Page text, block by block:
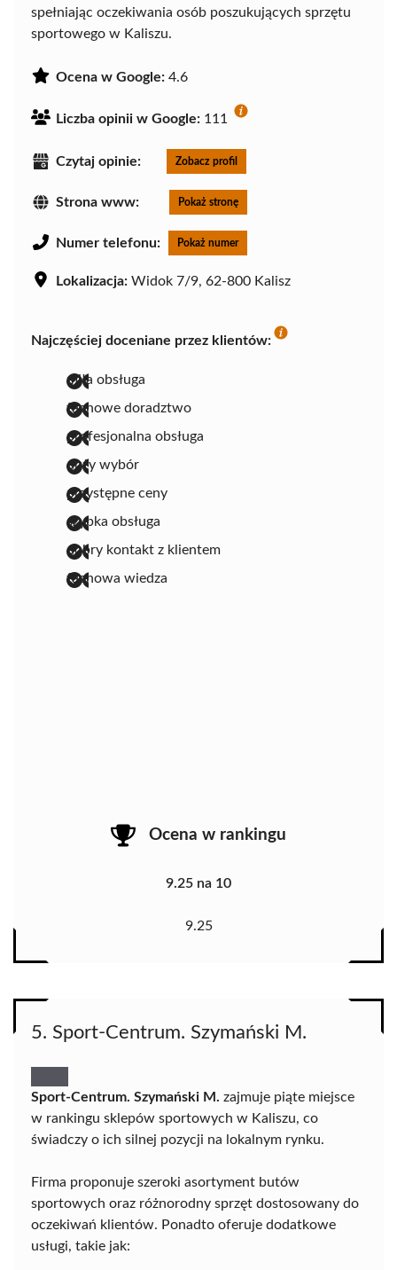
spełniając oczekiwania osób poszukujących sprzętu
sportowego w Kaliszu.
Ocena w Google: 4.6
Liczba opinii w Google: 111
Czytaj opinie: Zobacz profil
Strona www: Pokaż stronę
Numer telefonu: Pokaż numer
Lokalizacja: Widok 7/9, 62-800 Kalisz
Najczęściej doceniane przez klientów:
miła obsługa
fachowe doradztwo
profesjonalna obsługa
duży wybór
przystępne ceny
szybka obsługa
dobry kontakt z klientem
fachowa wiedza
Ocena w rankingu
9.25 na 10
9.25
5. Sport-Centrum. Szymański M.
Sport-Centrum. Szymański M. zajmuje piąte miejsce
w rankingu sklepów sportowych w Kaliszu, co
świadczy o ich silnej pozycji na lokalnym rynku.
Firma proponuje szeroki asortyment butów
sportowych oraz różnorodny sprzęt dostosowany do
oczekiwań klientów. Ponadto oferuje dodatkowe
usługi, takie jak: